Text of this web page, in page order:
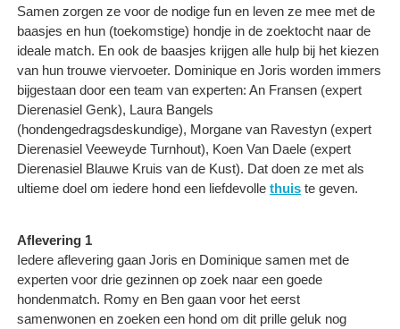
Samen zorgen ze voor de nodige fun en leven ze mee met de
baasjes en hun (toekomstige) hondje in de zoektocht naar de
ideale match. En ook de baasjes krijgen alle hulp bij het kiezen
van hun trouwe viervoeter. Dominique en Joris worden immers
bijgestaan door een team van experten: An Fransen (expert
Dierenasiel Genk), Laura Bangels
(hondengedragsdeskundige), Morgane van Ravestyn (expert
Dierenasiel Veeweyde Turnhout), Koen Van Daele (expert
Dierenasiel Blauwe Kruis van de Kust). Dat doen ze met als
ultieme doel om iedere hond een liefdevolle thuis te geven.
Aflevering 1
Iedere aflevering gaan Joris en Dominique samen met de
experten voor drie gezinnen op zoek naar een goede
hondenmatch. Romy en Ben gaan voor het eerst
samenwonen en zoeken een hond om dit prille geluk nog